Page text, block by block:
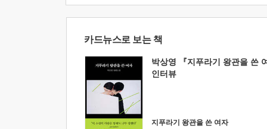
카드뉴스로 보는 책
박상영 『지푸라기 왕관을 쓴
인터뷰
지푸라기 왕관을 쓴 여자